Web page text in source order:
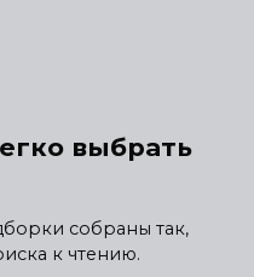
выбрать
собраны так,
к чтению.